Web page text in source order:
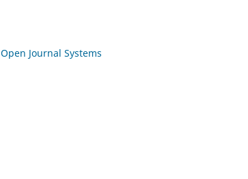
Open Journal Systems